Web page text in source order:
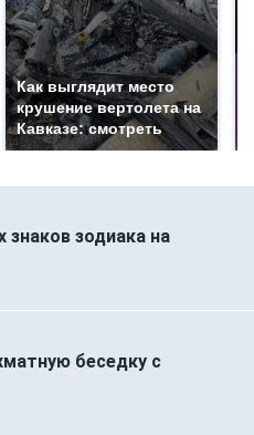
Как выглядит место
крушение вертолета на
Кавказе: смотреть
знаков зодиака на
беседку с